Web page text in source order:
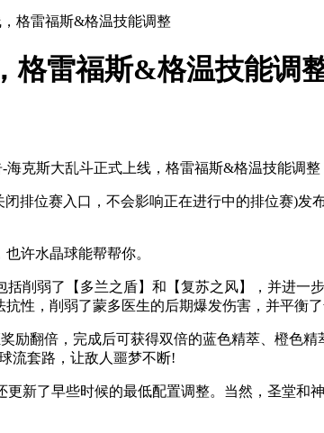
格雷福斯&格温技能调整
格雷福斯&格温技能调
赛入口，不会影响正在进行中的排位赛)发布
许水晶球能帮帮你。
弱了【多兰之盾】和【复苏之风】，并进一
性，削弱了蒙多医生的后期爆发伤害，并平衡
励翻倍，完成后可获得双倍的蓝色精萃、橙色
流套路，让敌人噩梦不断!
了早些时候的最低配置调整。当然，圣堂和